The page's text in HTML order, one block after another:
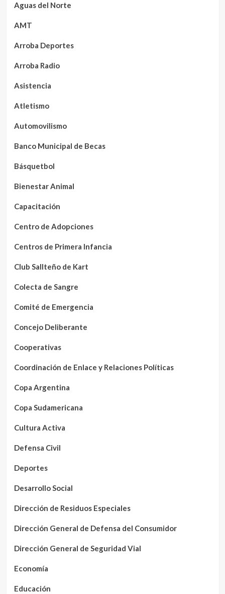
Aguas del Norte
AMT
Arroba Deportes
Arroba Radio
Asistencia
Atletismo
Automovilismo
Banco Municipal de Becas
Básquetbol
Bienestar Animal
Capacitación
Centro de Adopciones
Centros de Primera Infancia
Club Sallteño de Kart
Colecta de Sangre
Comité de Emergencia
Concejo Deliberante
Cooperativas
Coordinación de Enlace y Relaciones Políticas
Copa Argentina
Copa Sudamericana
Cultura Activa
Defensa Civil
Deportes
Desarrollo Social
Dirección de Residuos Especiales
Dirección General de Defensa del Consumidor
Dirección General de Seguridad Vial
Economía
Educación